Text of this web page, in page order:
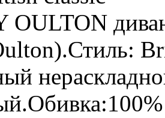
OULTON